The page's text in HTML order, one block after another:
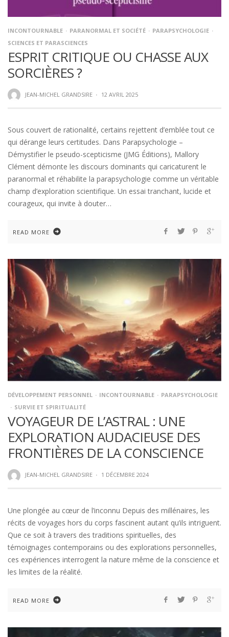
INCONTOURNABLE PARANORMAL ET SOCIÉTÉ
PARAPSYCHOLOGIE
SCIENCES ET PARASCIENCES
ESPRIT CRITIQUE OU CHASSE AUX
SORCIÈRES ?
JEAN-MICHEL GRANDSIRE · 12 AVRIL 2025
Sous couvert de rationalité, certains rejettent d’emblée tout ce
qui dérange leurs certitudes. Dans Parapsychologie –
Démystifier le pseudo-scepticisme (JMG Éditions), Mallory
Clément démonte les discours dominants qui caricaturent le
paranormal et réhabilite la parapsychologie comme un véritable
champ d’exploration scientifique. Un essai tranchant, lucide et
courageux, qui invite à douter…
READ MORE
DÉVELOPPEMENT PERSONNEL INCONTOURNABLE
PARAPSYCHOLOGIE
SURVIE ET SPIRITUALITÉ
VOYAGEUR DE L’ASTRAL : UNE
EXPLORATION AUDACIEUSE DES
FRONTIÈRES DE LA CONSCIENCE
JEAN-MICHEL GRANDSIRE · 1 DÉCEMBRE 2024
Une plongée au cœur de l’inconnu Depuis des millénaires, les
récits de voyages hors du corps fascinent autant qu’ils intriguent.
Que ce soit à travers des traditions spirituelles, des
témoignages contemporains ou des explorations personnelles,
ces expériences interrogent la nature même de la conscience et
les limites de la réalité.
READ MORE